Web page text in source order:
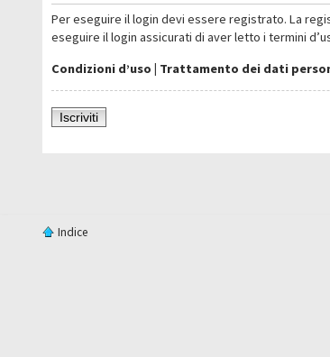
Per eseguire il login devi essere registrato. La
eseguire il login assicurati di aver letto i termini
Condizioni d’uso | Trattamento dei dati
Iscriviti
Indice